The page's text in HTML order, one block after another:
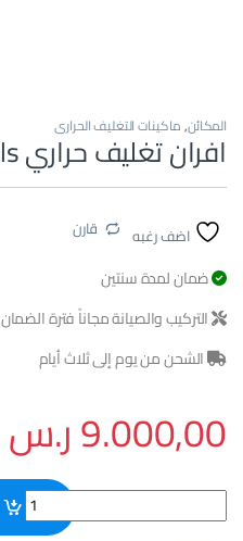
المكائن,ماكينات التغليف الحراري
افران تغليف حراري Shrink Tunnels
اضف رغبه قارن
ضمان لمدة سنتين
التركيب والصيانة مجاناً فترة الضمان
الشحن من يوم إلى ثلاث أيام
9.000,00ر.س
افران تغليف حراري Shrink Tunnels quantity